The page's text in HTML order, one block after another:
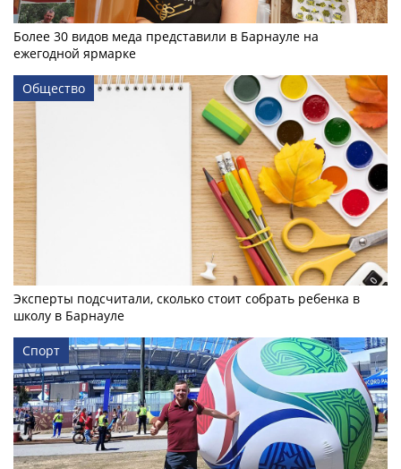
Более 30 видов меда представили в Барнауле на
ежегодной ярмарке
Общество
Эксперты подсчитали, сколько стоит собрать ребенка в
школу в Барнауле
Спорт